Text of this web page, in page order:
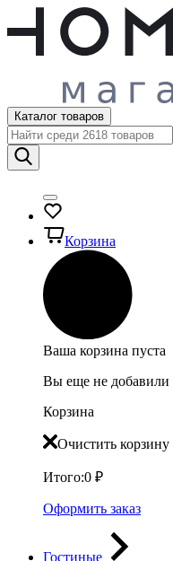
Каталог товаров
Корзина
Ваша корзина пуста
Вы еще не добавили
Корзина
Очистить корзину
Итого:0 ₽
Оформить заказ
Гостиные